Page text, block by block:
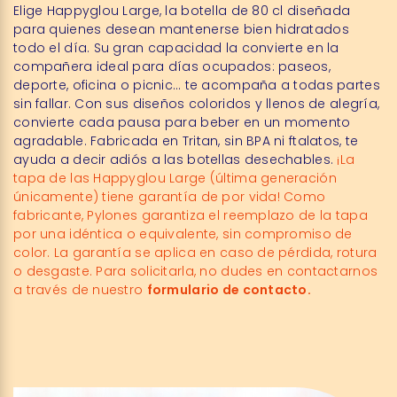
Elige Happyglou Large, la botella de 80 cl diseñada
para quienes desean mantenerse bien hidratados
todo el día. Su gran capacidad la convierte en la
compañera ideal para días ocupados: paseos,
deporte, oficina o picnic… te acompaña a todas partes
sin fallar. Con sus diseños coloridos y llenos de alegría,
convierte cada pausa para beber en un momento
agradable. Fabricada en Tritan, sin BPA ni ftalatos, te
ayuda a decir adiós a las botellas desechables. ¡La
tapa de las Happyglou Large (última generación
únicamente) tiene garantía de por vida! Como
fabricante, Pylones garantiza el reemplazo de la tapa
por una idéntica o equivalente, sin compromiso de
color. La garantía se aplica en caso de pérdida, rotura
o desgaste. Para solicitarla, no dudes en contactarnos
a través de nuestro formulario de contacto.